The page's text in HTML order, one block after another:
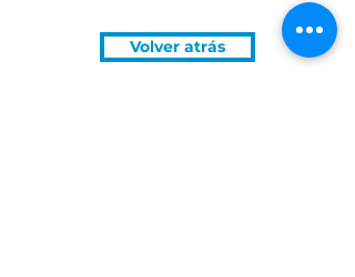
Volver atrás